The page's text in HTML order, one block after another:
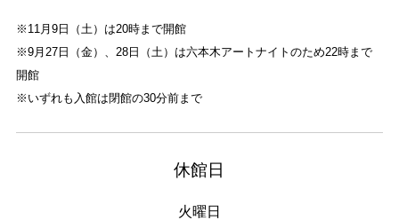
※11月9日（土）は20時まで開館
※9月27日（金）、28日（土）は六本木アートナイトのため22時まで
開館
※いずれも入館は閉館の30分前まで
休館日
火曜日